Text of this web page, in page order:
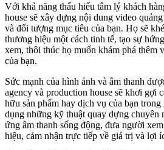
Với khả năng thấu hiểu tâm lý khách
house sẽ xây dựng nội dung video
và đối tượng mục tiêu của bạn. Họ sẽ
thương hiệu một cách tinh tế, tạo sự
xem, thôi thúc họ muốn khám phá thêm
của bạn.
Sức mạnh của hình ảnh và âm thanh
agency và production house sẽ khơi gợi
hữu sản phẩm hay dịch vụ của bạn
dụng những kỹ thuật quay dựng chuyên
ứng âm thanh sống động, đưa người
hiệu, cảm nhận trực tiếp về giá trị và lợi